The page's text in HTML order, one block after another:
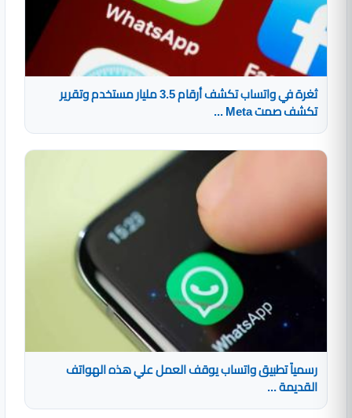
ثغرة في واتساب تكشف أرقام 3.5 مليار مستخدم وتقرير
تكشف صمت Meta ...
رسمياً تطبيق واتساب يوقف العمل علي هذه الهواتف
القديمة ...